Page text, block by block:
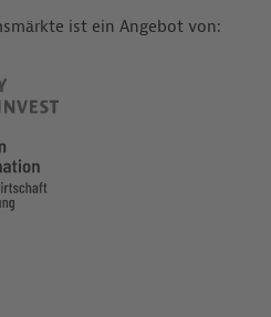
ist ein Angebot von: